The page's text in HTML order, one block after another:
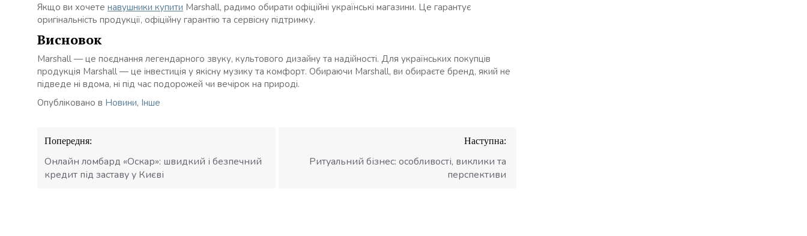
Якщо ви хочете навушники купити Marshall, радимо обирати офіційні українські магазини. Це гарантує
оригінальність продукції, офіційну гарантію та сервісну підтримку.
Висновок
Marshall — це поєднання легендарного звуку, культового дизайну та надійності. Для українських покупців
продукція Marshall — це інвестиція у якісну музику та комфорт. Обираючи Marshall, ви обираєте бренд, який не
підведе ні вдома, ні під час подорожей чи вечірок на природі.
Опубліковано в Новини, Інше
Навігація
записів
Попередня:
Онлайн ломбард «Оскар»: швидкий і безпечний
кредит під заставу у Києві
Наступна:
Ритуальний бізнес: особливості, виклики та
перспективи